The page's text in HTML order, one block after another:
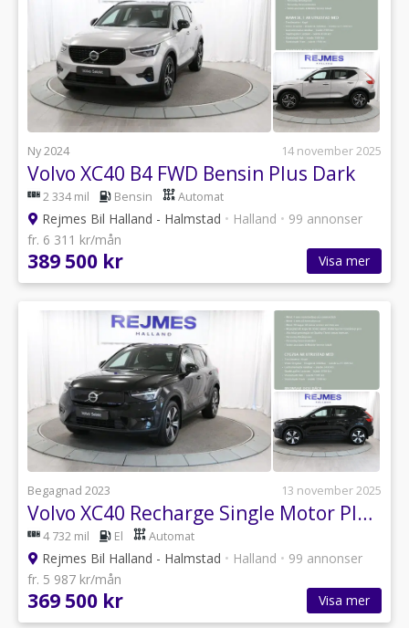
Ny 2024 14 november 2025
Volvo XC40 B4 FWD Bensin Plus Dark
2 334 mil Bensin Automat
Rejmes Bil Halland - Halmstad • Halland • 99 annonser
fr. 6 311 kr/mån
389 500 kr Visa mer
Begagnad 2023 13 november 2025
Volvo XC40 Recharge Single Motor Plus Edition
4 732 mil El Automat
Rejmes Bil Halland - Halmstad • Halland • 99 annonser
fr. 5 987 kr/mån
369 500 kr Visa mer